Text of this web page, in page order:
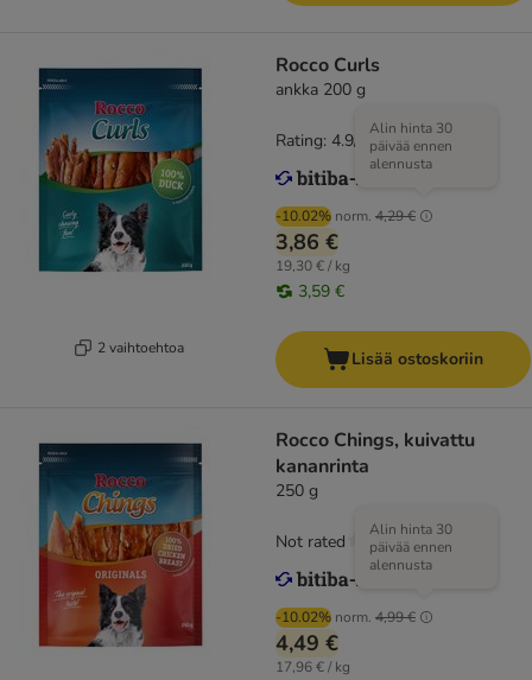
2 vaihtoehtoa
Rocco Curls
ankka 200 g
-10.02% norm. 4,29 €
Alin hinta 30
päivää ennen
alennusta
3,86 €
19,30 € / kg
3,59 €
Rating: 4.9/5
Lisää ostoskoriin
Rocco Chings, kuivattu
kananrinta
250 g
-10.02% norm. 4,99 €
Alin hinta 30
päivää ennen
alennusta
4,49 €
17,96 € / kg
Not rated